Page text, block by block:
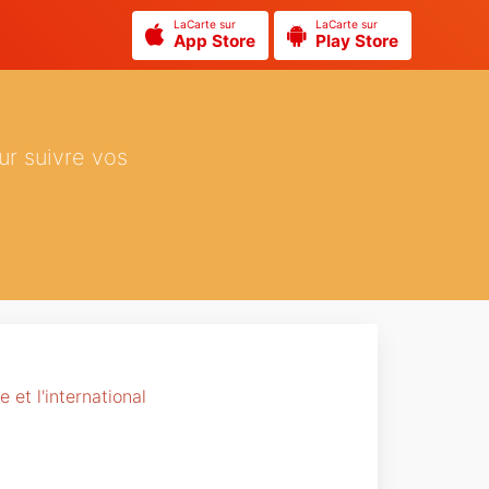
LaCarte sur
App Store
LaCarte sur
Play Store
suivre vos
et l'international